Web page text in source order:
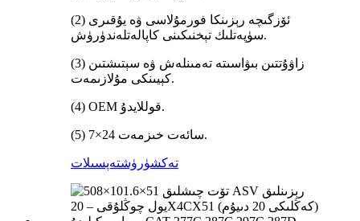
(2) ئۆزگىچە رېزىنكا فورمۇلاسى ۋە يۇقىرى
سۈپەتلىك تېخنىكىنى كاپالەتلەندۈرۈش.
(3) زاۋۇتتىن بىۋاسىتە تەمىنلەش ۋە سېتىشتىن
كېيىنكى مۇلازىمەت.
(4) OEM قوللايدۇ.
(5) 7×24 سائەت خىزمەت.
تەكشۈرۈشتەپسىلات